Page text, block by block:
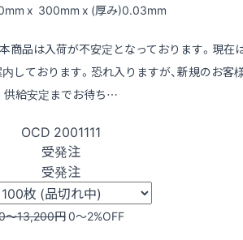
x 300mm x (厚み)0.03mm
商品は入荷が不安定となっております。現在
しております。恐れ入りますが、新規のお客
供給安定までお待ち…
OCD 2001111
受発注
受発注
〜13,200円0〜2%OFF